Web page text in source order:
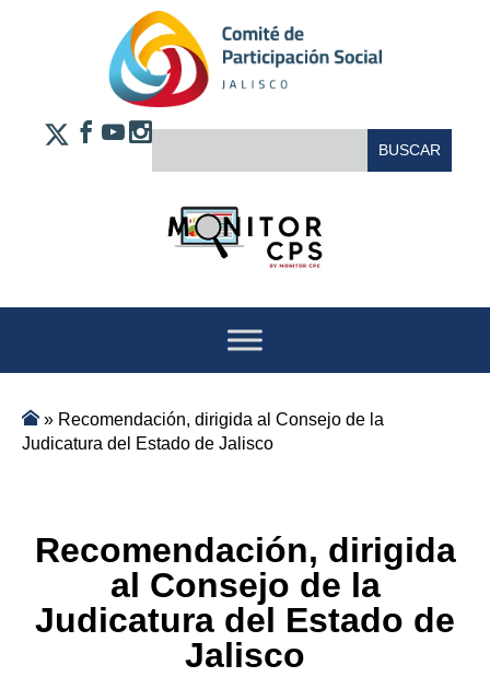
» Recomendación, dirigida al Consejo de la
Judicatura del Estado de Jalisco
Recomendación, dirigida
al Consejo de la
Judicatura del Estado de
Jalisco